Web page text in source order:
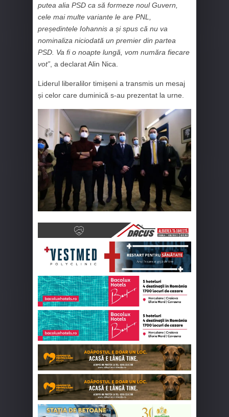
putea alia PSD ca să formeze noul Guvern,
cele mai multe variante le are PNL,
președintele Iohannis a și spus că nu va
nominaliza niciodată un premier din partea
PSD. Va fi o noapte lungă, vom număra fiecare
vot” , a declarat Alin Nica.
Liderul liberalilor timișeni a transmis un mesaj
și celor care duminică s-au prezentat la urne.